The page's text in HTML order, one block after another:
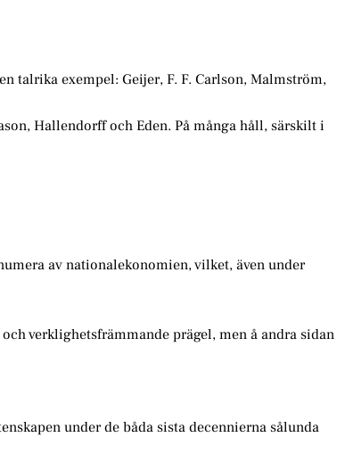
talrika exempel: Geijer, F. F. Carlson, Malmström,
Hallendorff och Eden. På många håll, särskilt i
av nationalekonomien, vilket, även under
verklighetsfrämmande prägel, men å andra sidan
under de båda sista decennierna sålunda